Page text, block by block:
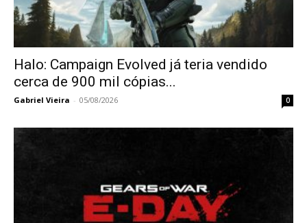
Halo: Campaign Evolved já teria vendido
cerca de 900 mil cópias...
Gabriel Vieira - 05/08/2026 0